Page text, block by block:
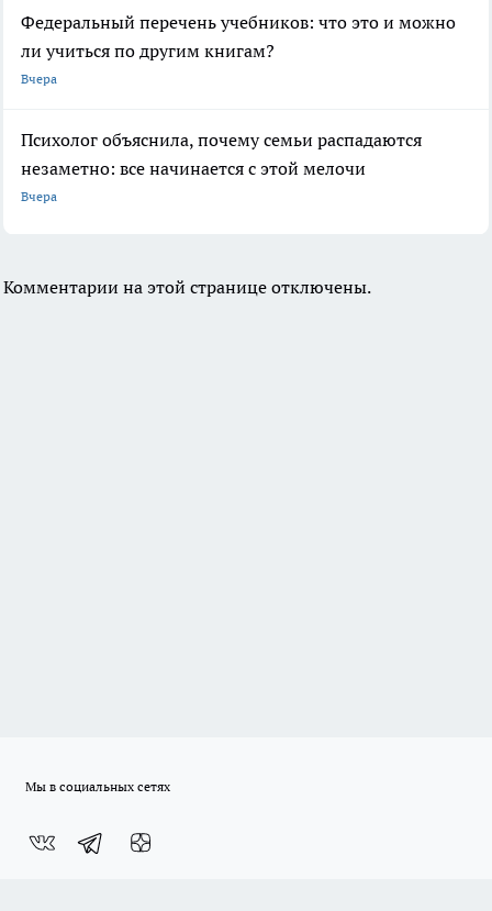
Федеральный перечень учебников: что это и можно
ли учиться по другим книгам?
Вчера
Психолог объяснила, почему семьи распадаются
незаметно: все начинается с этой мелочи
Вчера
Комментарии на этой странице отключены.
Мы в социальных сетях